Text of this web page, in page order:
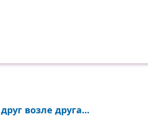
возле друга...